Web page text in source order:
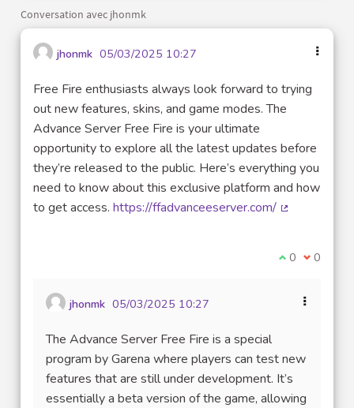
Conversation avec jhonmk
jhonmk 05/03/2025 10:27
Free Fire enthusiasts always look forward to trying
out new features, skins, and game modes. The
Advance Server Free Fire is your ultimate
opportunity to explore all the latest updates before
they’re released to the public. Here’s everything you
need to know about this exclusive platform and how
to get access. https://ffadvanceeserver.com/
Je suis
0 Je ne
0
jhonmk 05/03/2025 10:27
The Advance Server Free Fire is a special
program by Garena where players can test new
features that are still under development. It’s
essentially a beta version of the game, allowing